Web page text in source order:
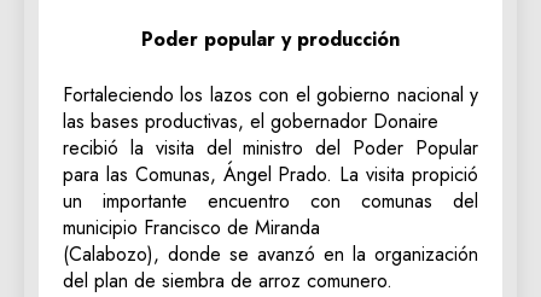
‎Poder popular y producción
‎Fortaleciendo los lazos con el gobierno nacional y
las bases productivas, el gobernador Donaire
recibió la visita del ministro del Poder Popular
para las Comunas, Ángel Prado. La visita propició
un importante encuentro con comunas del
municipio Francisco de Miranda
(Calabozo), donde se avanzó en la organización
del plan de siembra de arroz comunero.